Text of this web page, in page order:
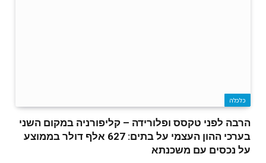
כלכלה
הרבה לפני טקסס ופלורידה – קליפורניה במקום השני
בערכי ההון העצמי על בתים: 627 אלף דולר בממוצע
על נכסים עם משכנתא